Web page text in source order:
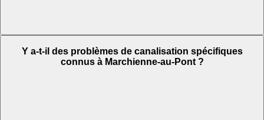
Y a-t-il des problèmes de canalisation spécifiques
connus à Marchienne-au-Pont ?